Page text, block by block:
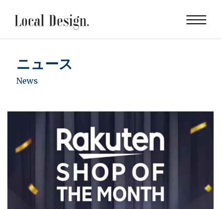
ニュース
News